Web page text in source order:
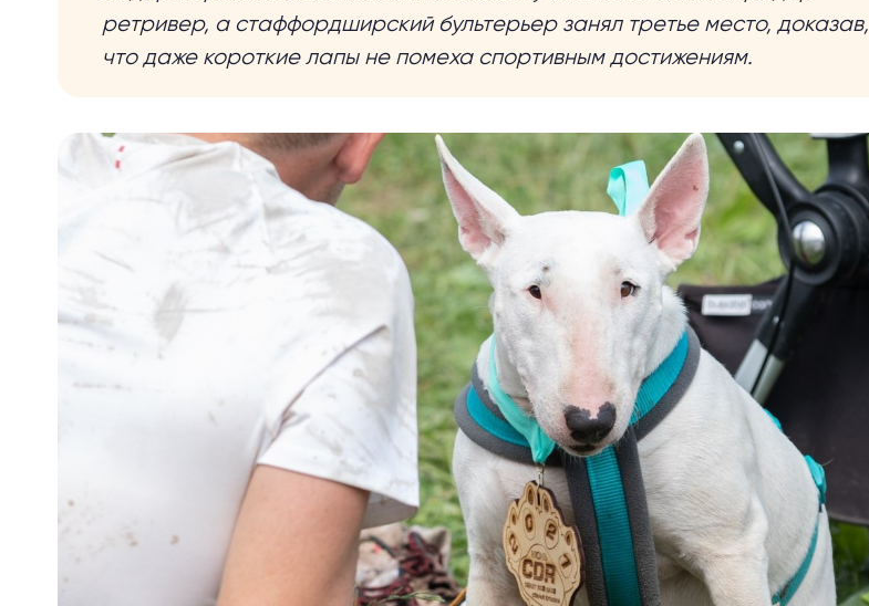
ретривер, а стаффордширский бультерьер занял третье место, доказав,
что даже короткие лапы не помеха спортивным достижениям.